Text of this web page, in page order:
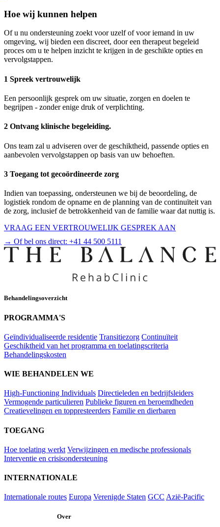
Hoe wij kunnen helpen
Of u nu ondersteuning zoekt voor uzelf of voor iemand in uw
omgeving, wij bieden een discreet, door een therapeut begeleid
proces om u te helpen inzicht te krijgen in de geschikte opties en
vervolgstappen.
1 Spreek vertrouwelijk
Een persoonlijk gesprek om uw situatie, zorgen en doelen te
begrijpen - zonder enige druk of verplichting.
2 Ontvang klinische begeleiding.
Ons team zal u adviseren over de geschiktheid, passende opties en
aanbevolen vervolgstappen op basis van uw behoeften.
3 Toegang tot gecoördineerde zorg
Indien van toepassing, ondersteunen we bij de beoordeling, de
logistiek rondom de opname en de planning van de continuïteit van
de zorg, inclusief de betrokkenheid van de familie waar dat nuttig is.
VRAAG EEN VERTROUWELIJK GESPREK AAN
→ Of bel ons direct: +41 44 500 5111
Behandelingsoverzicht
PROGRAMMA'S
Geïndividualiseerde residentie Transitiezorg Continuïteit
Geschiktheid van het programma en toelatingscriteria
Behandelingskosten
WIE BEHANDELEN WE
High-Functioning Individuals Directieleden en bedrijfsleiders
Vermogende particulieren Publieke figuren en beroemdheden
Creatievelingen en toppresteerders Familie en dierbaren
TOEGANG
Hoe toelating werkt Verwijzingen en medische professionals
Interventie en crisisondersteuning
INTERNATIONALE
Internationale routes Europa Verenigde Staten GCC Azië-Pacific
Over